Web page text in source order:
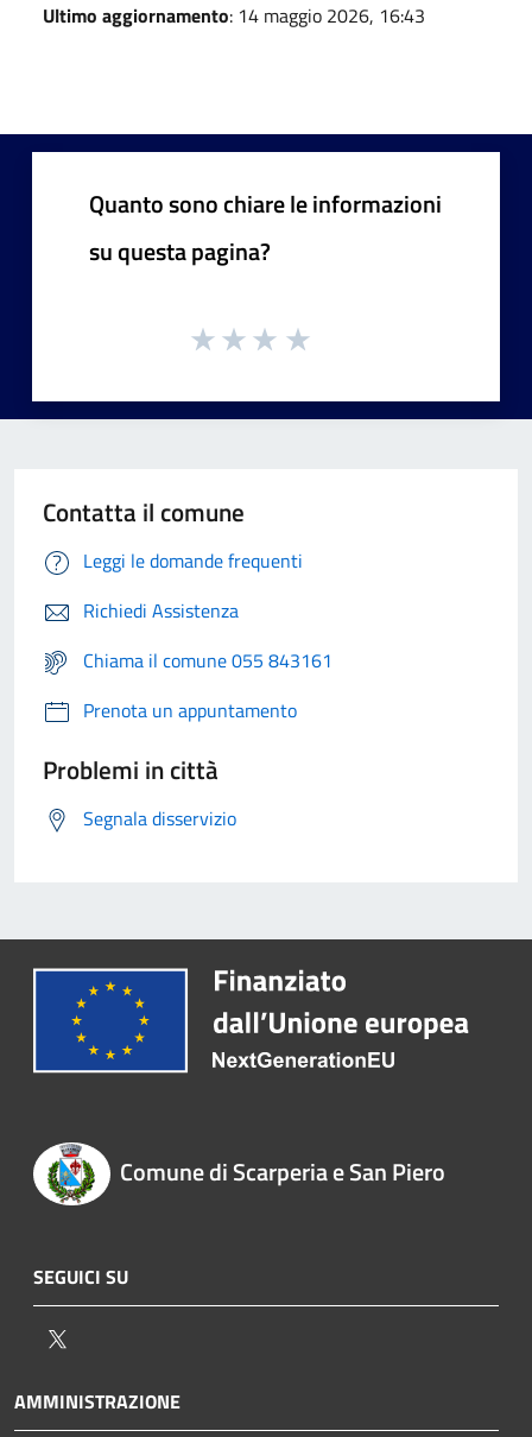
Ultimo aggiornamento: 14 maggio 2026, 16:43
Quanto sono chiare le informazioni
su questa pagina?
Contatta il comune
Leggi le domande frequenti
Richiedi Assistenza
Chiama il comune 055 843161
Prenota un appuntamento
Problemi in città
Segnala disservizio
Comune di Scarperia e San Piero
SEGUICI SU
AMMINISTRAZIONE